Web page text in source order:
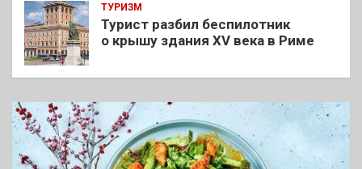
ТУРИЗМ
Турист разбил беспилотник
о крышу здания XV века в Риме